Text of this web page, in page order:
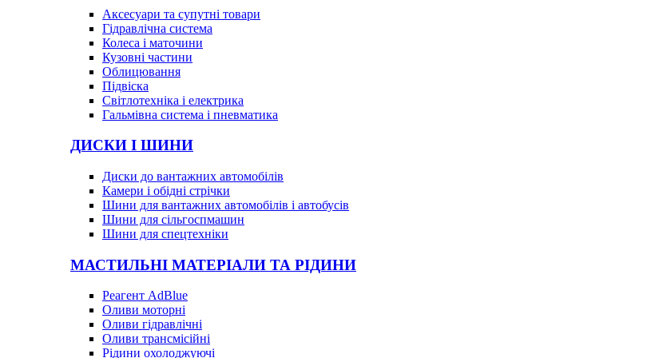
Аксесуари та супутні товари
Гідравлічна система
Колеса і маточини
Кузовні частини
Облицювання
Підвіска
Світлотехніка і електрика
Гальмівна система і пневматика
ДИСКИ І ШИНИ
Диски до вантажних автомобілів
Камери і обідні стрічки
Шини для вантажних автомобілів і автобусів
Шини для сільгоспмашин
Шини для спецтехніки
МАСТИЛЬНІ МАТЕРІАЛИ ТА РІДИНИ
Реагент AdBlue
Оливи моторні
Оливи гідравлічні
Оливи трансмісійні
Рідини охолоджуючі